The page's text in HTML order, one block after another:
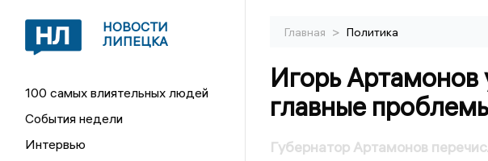
НОВОСТИ
ЛИПЕЦКА
100 самых влиятельных людей
События недели
Интервью
Главная > Политика
Игорь Артамонов
главные
Губернатор Артамонов